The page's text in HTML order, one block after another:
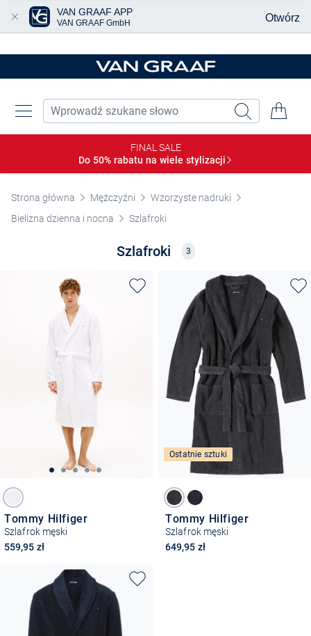
FINAL SALE
Do 50% rabatu na wiele stylizacji
Strona główna Mężczyźni
Wzorzyste nadruki
Bielizna dzienna i nocna
Szlafroki
Szlafroki 3
Tommy Hilfiger
Szlafrok męski
559,95 zł
Ostatnie sztuki
Tommy Hilfiger
Szlafrok męski
649,95 zł
VAN GRAAF APP
VAN GRAAF GmbH Otwórz